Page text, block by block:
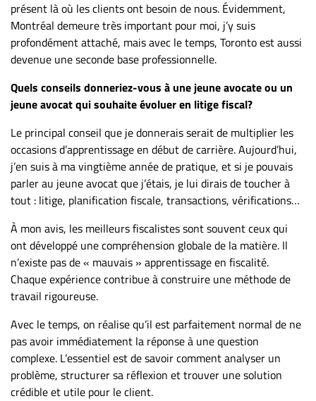
présent là où les clients ont besoin de nous. Évidemment,
Montréal demeure très important pour moi, j’y suis
profondément attaché, mais avec le temps, Toronto est aussi
devenue une seconde base professionnelle.
Quels conseils donneriez-vous à une jeune avocate ou un
jeune avocat qui souhaite évoluer en litige fiscal?
Le principal conseil que je donnerais serait de multiplier les
occasions d’apprentissage en début de carrière. Aujourd’hui,
j’en suis à ma vingtième année de pratique, et si je pouvais
parler au jeune avocat que j’étais, je lui dirais de toucher à
tout : litige, planification fiscale, transactions, vérifications…
À mon avis, les meilleurs fiscalistes sont souvent ceux qui
ont développé une compréhension globale de la matière. Il
n’existe pas de « mauvais » apprentissage en fiscalité.
Chaque expérience contribue à construire une méthode de
travail rigoureuse.
Avec le temps, on réalise qu’il est parfaitement normal de ne
pas avoir immédiatement la réponse à une question
complexe. L’essentiel est de savoir comment analyser un
problème, structurer sa réflexion et trouver une solution
crédible et utile pour le client.